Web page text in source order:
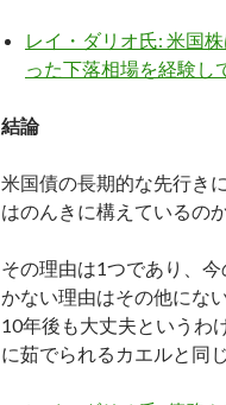
レイ・ダリオ氏: 米国
った下落相場を経験し
結論
米国債の長期的な先行き
はのんきに構えているのか
その理由は1つであり、
かない理由はその他にな
10年後も大丈夫というわ
に茹でられるカエルと同